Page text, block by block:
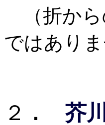
（折から
ではあり
２ ． 芥